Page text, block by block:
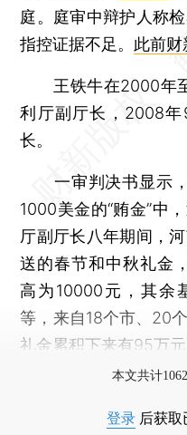
庭。庭审中辩护人称
指控证据不足。 此前财
王铁牛在2000年至
利厅副厅长，2008
长。
一审判决书显示，
1000美金的“贿金”中
厅副厅长八年期间，
送的春节和中秋礼金
高为10000元，其余
等，来自18个市、20
礼金累积下来有95万元
本文共计
登录 后获取